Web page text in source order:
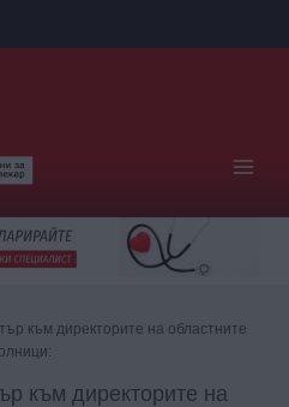
към директорите на областните
към директорите на